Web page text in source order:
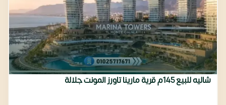
شاليه للبيع 145م قرية مارينا تاورز المونت جلالة